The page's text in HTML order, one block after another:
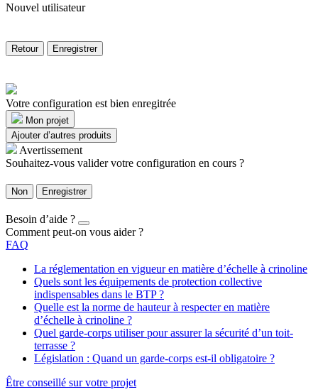
Nouvel utilisateur
Retour Enregistrer
Votre configuration est bien enregitrée
Mon projet
Ajouter d’autres produits
Avertissement
Souhaitez-vous valider votre configuration en cours ?
Non Enregistrer
Besoin d’aide ?
Comment peut-on vous aider ?
FAQ
La réglementation en vigueur en matière d’échelle à crinoline
Quels sont les équipements de protection collective
indispensables dans le BTP ?
Quelle est la norme de hauteur à respecter en matière
d’échelle à crinoline ?
Quel garde-corps utiliser pour assurer la sécurité d’un toit-
terrasse ?
Législation : Quand un garde-corps est-il obligatoire ?
Être conseillé sur votre projet